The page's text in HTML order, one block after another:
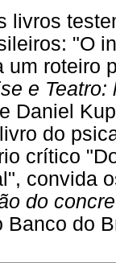
livros
"O
um roteiro
e Teatro:
Daniel
do
crítico
convida
do
Banco do